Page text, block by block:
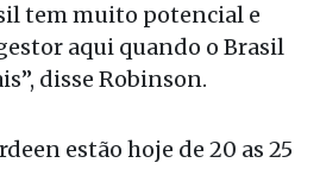
tem muito potencial e
aqui quando o Brasil
disse Robinson.
estão hoje de 20 as 25